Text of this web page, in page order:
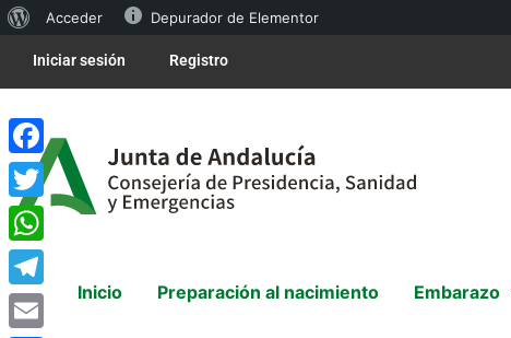
Acceder Depurador de Elementor
Iniciar sesión Registro
Inicio Preparación al nacimiento Embarazo
Facebook
Twitter
WhatsApp
Telegram